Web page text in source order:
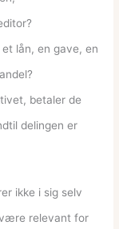
lån, en gave, en
betaler de
delingen er
ikke i sig selv
relevant for